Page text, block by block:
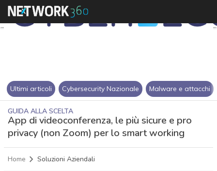
Ultimi articoli Cybersecurity Nazionale Malware e attacchi
GUIDA ALLA SCELTA
App di videoconferenza, le più sicure e pro
privacy (non Zoom) per lo smart working
Home Soluzioni Aziendali